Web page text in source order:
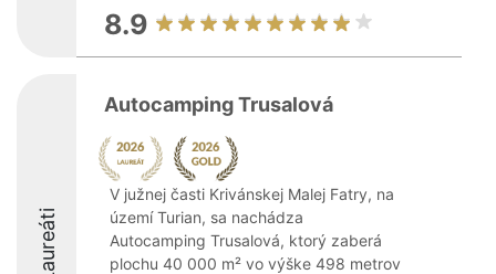
8.9
Laureáti
Autocamping Trusalová
V južnej časti Krivánskej Malej Fatry, na
území Turian, sa nachádza
Autocamping Trusalová, ktorý zaberá
plochu 40 000 m² vo výške 498 metrov